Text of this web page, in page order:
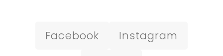
Facebook
Instagram